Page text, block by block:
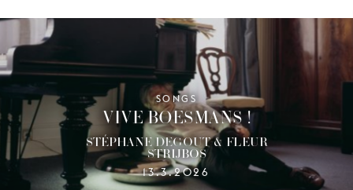
SONGS
VIVE BOESMANS !
STÉPHANE DEGOUT & FLEUR
STRIJBOS
13.3.2026